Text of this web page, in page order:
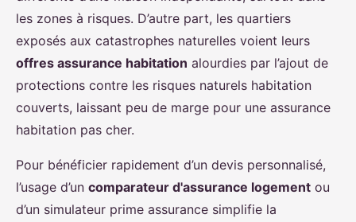
les zones à risques. D’autre part, les quartiers
exposés aux catastrophes naturelles voient leurs
offres assurance habitation alourdies par l’ajout de
protections contre les risques naturels habitation
couverts, laissant peu de marge pour une assurance
habitation pas cher.
Pour bénéficier rapidement d’un devis personnalisé,
l’usage d’un comparateur d'assurance logement ou
d’un simulateur prime assurance simplifie la